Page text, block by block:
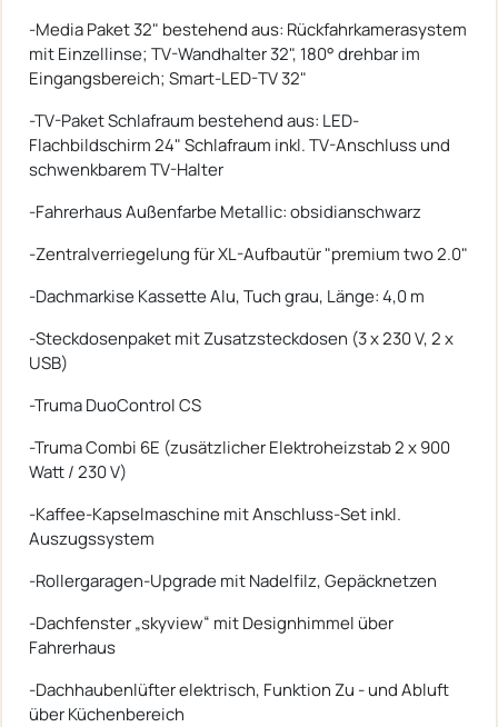
-Media Paket 32" bestehend aus: Rückfahrkamerasystem
mit Einzellinse; TV-Wandhalter 32", 180° drehbar im
Eingangsbereich; Smart-LED-TV 32"
-TV-Paket Schlafraum bestehend aus: LED-
Flachbildschirm 24" Schlafraum inkl. TV-Anschluss und
schwenkbarem TV-Halter
-Fahrerhaus Außenfarbe Metallic: obsidianschwarz
-Zentralverriegelung für XL-Aufbautür "premium two 2.0"
-Dachmarkise Kassette Alu, Tuch grau, Länge: 4,0 m
-Steckdosenpaket mit Zusatzsteckdosen (3 x 230 V, 2 x
USB)
-Truma DuoControl CS
-Truma Combi 6E (zusätzlicher Elektroheizstab 2 x 900
Watt / 230 V)
-Kaffee-Kapselmaschine mit Anschluss-Set inkl.
Auszugssystem
-Rollergaragen-Upgrade mit Nadelfilz, Gepäcknetzen
-Dachfenster „skyview“ mit Designhimmel über
Fahrerhaus
-Dachhaubenlüfter elektrisch, Funktion Zu - und Abluft
über Küchenbereich